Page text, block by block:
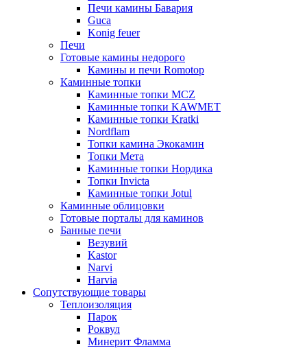
Печи камины Бавария
Guca
Konig feuer
Печи
Готовые камины недорого
Камины и печи Romotop
Каминные топки
Каминные топки MCZ
Каминные топки KAWMET
Каминные топки Kratki
Nordflam
Топки камина Экокамин
Топки Мета
Каминные топки Нордика
Топки Invicta
Каминные топки Jotul
Каминные облицовки
Готовые порталы для каминов
Банные печи
Везувий
Kastor
Narvi
Harvia
Сопутствующие товары
Теплоизоляция
Парок
Роквул
Минерит Фламма